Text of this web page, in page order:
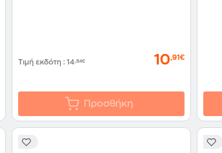
Τιμή εκδότη:14,84€ 10,91€
Προσθήκη